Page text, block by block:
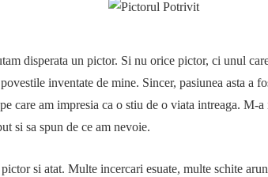
disperata un pictor. Si nu orice pictor, ci unul
inventate de mine. Sincer, pasiunea asta a
care am impresia ca o stiu de o viata intreaga. M-a
si sa spun de ce am nevoie.
si atat. Multe incercari esuate, multe schite